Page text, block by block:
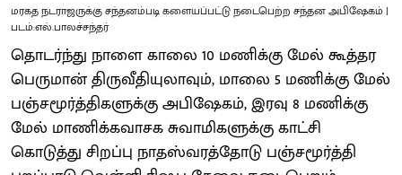
மரகத நடராஜருக்கு சந்தனம்படி களையப்பட்டு நடைபெற்ற சந்தன அபிஷேகம் |
படம்:எல்.பாலச்சந்தர்
தொடர்ந்து நாளை காலை 10 மணிக்கு மேல் கூத்தர
பெருமான் திருவீதியுலாவும், மாலை 5 மணிக்கு மேல்
பஞ்சமூர்த்திகளுக்கு அபிஷேகம், இரவு 8 மணிக்கு
மேல் மாணிக்கவாசக சுவாமிகளுக்கு காட்சி
கொடுத்து சிறப்பு நாதஸ்வரத்தோடு பஞ்சமூர்த்தி